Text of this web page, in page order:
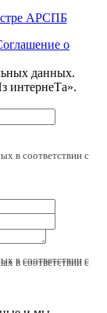
о
данных.
интернеТа».
в соответствии с
в соответствии с
в соответствии с